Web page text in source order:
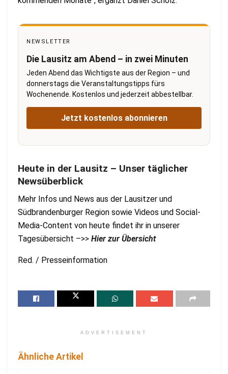
NEWSLETTER
Die Lausitz am Abend – in zwei Minuten
Jeden Abend das Wichtigste aus der Region – und
donnerstags die Veranstaltungstipps fürs
Wochenende. Kostenlos und jederzeit abbestellbar.
Jetzt kostenlos abonnieren
Heute in der Lausitz – Unser täglicher
Newsüberblick
Mehr Infos und News aus der Lausitzer und
Südbrandenburger Region sowie Videos und Social-
Media-Content von heute findet ihr in unserer
Tagesübersicht –>> Hier zur Übersicht
Red. / Presseinformation
ADVERTISEMENT
Ähnliche Artikel